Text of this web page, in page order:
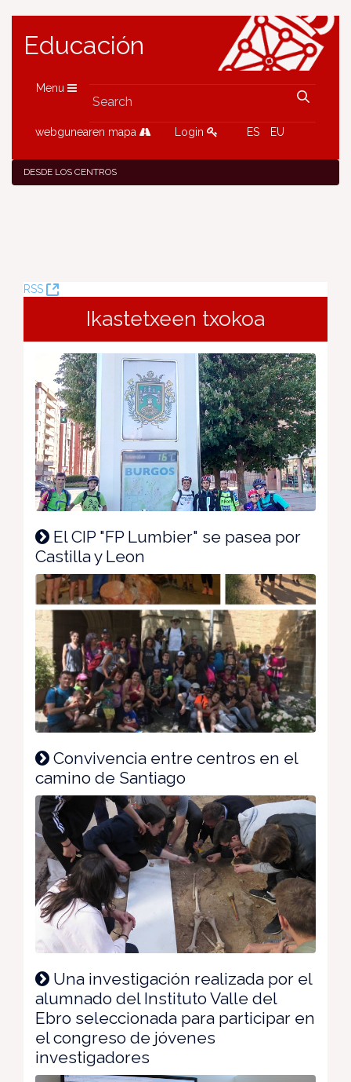
Educación
Menu
webgunearen mapa Login ES EU
DESDE LOS CENTROS
RSS
(Opens
Window)Ikastetxeen txokoa
El CIP "FP Lumbier" se pasea por
Castilla y Leon
Convivencia entre centros en el
camino de Santiago
Una investigación realizada por el
alumnado del Instituto Valle del
Ebro seleccionada para participar en
el congreso de jóvenes
investigadores